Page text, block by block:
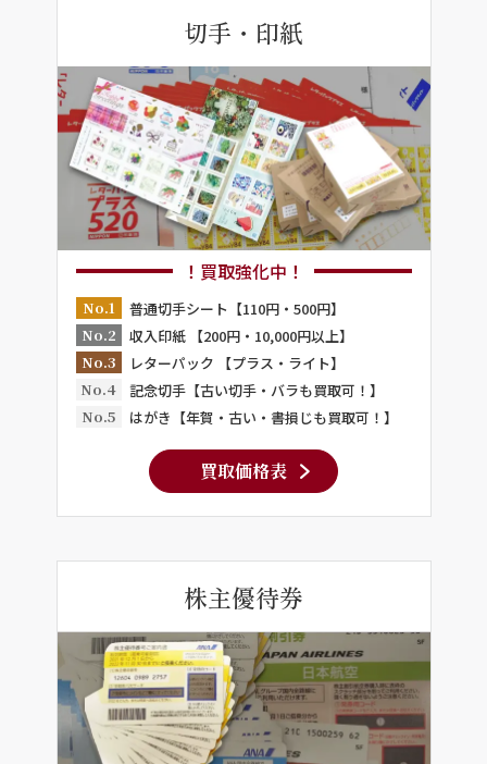
切手・印紙
！買取強化中！
No.1
普通切手シート【110円・500円】
No.2
収入印紙 【200円・10,000円以上】
No.3
レターパック 【プラス・ライト】
No.4
記念切手【古い切手・バラも買取可！】
No.5
はがき【年賀・古い・書損じも買取可！】
買取価格表
株主優待券